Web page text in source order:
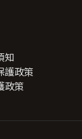
知
護政策
政策